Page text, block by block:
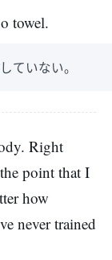
towel.
ていない。
Right
point that I
how
never trained